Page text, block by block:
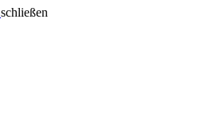
schließen